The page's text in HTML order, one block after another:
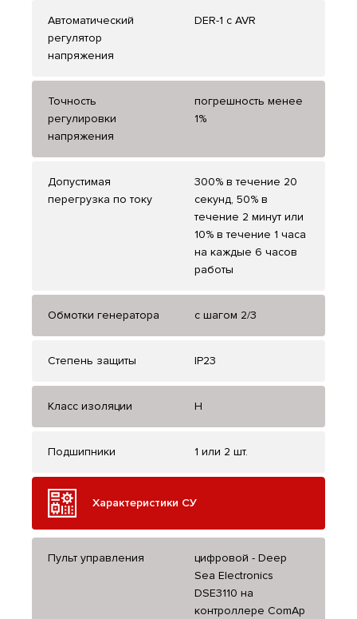
Автоматический
регулятор
напряжения
DER-1 с AVR
Точность
регулировки
напряжения
погрешность менее
1%
Допустимая
перегрузка по току
300% в течение 20
секунд, 50% в
течение 2 минут или
10% в течение 1 часа
на каждые 6 часов
работы
Обмотки генератора с шагом 2/3
Степень защиты IP23
Класс изоляции H
Подшипники 1 или 2 шт.
Характеристики СУ
Пульт управления
цифровой - Deep
Sea Electronics
DSE3110 на
контроллере ComAp